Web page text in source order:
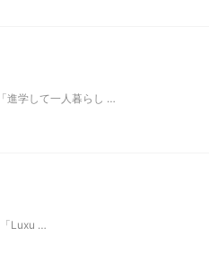
進学して一人暮らし …
Luxu …